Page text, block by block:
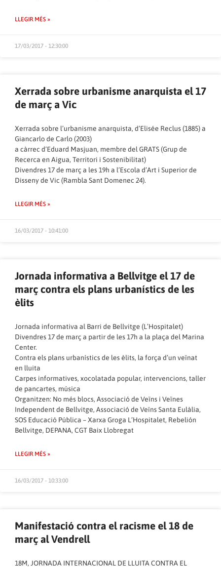
LLEGIR MÉS »
17/03/2017 - 12:30:00
Xerrada sobre urbanisme anarquista el 17
de març a Vic
Xerrada sobre l’urbanisme anarquista, d’Elisée Reclus (1885) a
Giancarlo de Carlo (2003)
a càrrec d’Eduard Masjuan, membre del GRATS (Grup de
Recerca en Aigua, Territori i Sostenibilitat)
Divendres 17 de març a les 19h a l’Escola d’Art i Superior de
Disseny de Vic (Rambla Sant Domenec 24).
LLEGIR MÉS »
16/03/2017 - 10:41:00
Jornada informativa a Bellvitge el 17 de
març contra els plans urbanístics de les
èlits
Jornada informativa al Barri de Bellvitge (L’Hospitalet)
Divendres 17 de març a partir de les 17h a la plaça del Marina
Center.
Contra els plans urbanístics de les èlits, la força d’un veïnat
en lluita
Carpes informatives, xocolatada popular, intervencions, taller
de pancartes, música
Organitzen: No més blocs, Associació de Veïns i Veïnes
Independent de Bellvitge, Associació de Veïns Santa Eulàlia,
SOS Educació Pública – Xarxa Groga L’Hospitalet, Rebelión
Bellvitge, DEPANA, CGT Baix Llobregat
LLEGIR MÉS »
16/03/2017 - 10:33:00
Manifestació contra el racisme el 18 de
març al Vendrell
18M, JORNADA INTERNACIONAL DE LLUITA CONTRA EL